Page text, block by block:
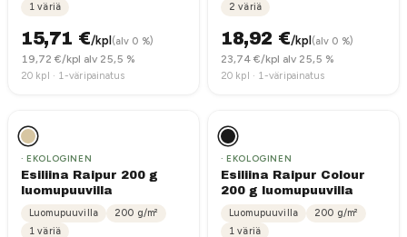
1 väriä
15,71 €/kpl (alv 0 %)
19,72 €/kpl alv 25,5 %
20 kpl · 1-väripainatus
2 väriä
18,92 €/kpl (alv 0 %)
23,74 €/kpl alv 25,5 %
20 kpl · 1-väripainatus
· EKOLOGINEN
Esiliina Raipur 200 g
luomupuuvilla
Luomupuuvilla 200 g/m²
1 väriä
· EKOLOGINEN
Esiliina Raipur Colour
200 g luomupuuvilla
Luomupuuvilla 200 g/m²
1 väriä